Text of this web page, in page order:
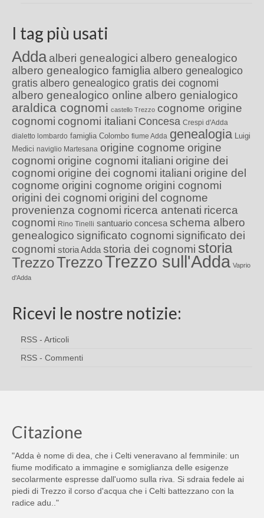
I tag più usati
Adda alberi genealogici albero genealogico
albero genealogico famiglia albero genealogico
gratis albero genealogico gratis dei cognomi
albero genealogico online albero genialogico
araldica cognomi castello Trezzo cognome origine
cognomi cognomi italiani Concesa Crespi d'Adda
dialetto lombardo famiglia Colombo fiume Adda genealogia Luigi
Medici naviglio Martesana origine cognome origine
cognomi origine cognomi italiani origine dei
cognomi origine dei cognomi italiani origine del
cognome origini cognome origini cognomi
origini dei cognomi origini del cognome
provenienza cognomi ricerca antenati ricerca
cognomi Rino Tinelli santuario concesa schema albero
genealogico significato cognomi significato dei
cognomi storia Adda storia dei cognomi storia
TrezzoTrezzoTrezzo sull'Adda Vaprio
d'Adda
Ricevi le nostre notizie:
RSS - Articoli
RSS - Commenti
Citazione
"Adda è nome di dea, che i Celti veneravano al femminile: un
fiume modificato a immagine e somiglianza delle esigenze
secolarmente espresse dall'uomo sulla riva. Si sdraia fedele ai
piedi di Trezzo il corso d'acqua che i Celti battezzano con la
radice adu.."